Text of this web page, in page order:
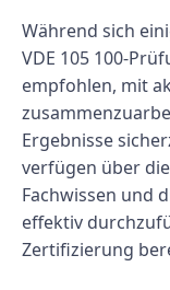
Während sich
VDE 105 100-
empfohlen, mit
Ergebnisse
verfügen über
Fachwissen und
effektiv
Zertifizierung